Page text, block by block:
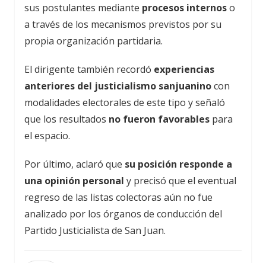
sus postulantes mediante procesos internoso
a través de los mecanismos previstos por su
propia organización partidaria.
El dirigente también recordó experiencias
anteriores del justicialismo sanjuaninocon
modalidades electorales de este tipo y señaló
que los resultados no fueron favorables para
el espacio.
Por último, aclaró que su posición responde a
una opinión personal y precisó que el eventual
regreso de las listas colectoras aún no fue
analizado por los órganos de conducción del
Partido Justicialista de San Juan.